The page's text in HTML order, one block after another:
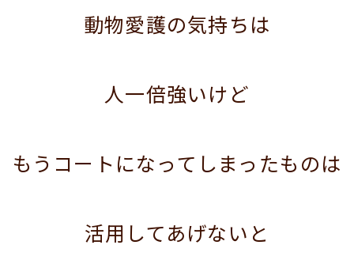
動物愛護の気持ちは
人一倍強いけど
もうコートになってしまったものは
活用してあげないと